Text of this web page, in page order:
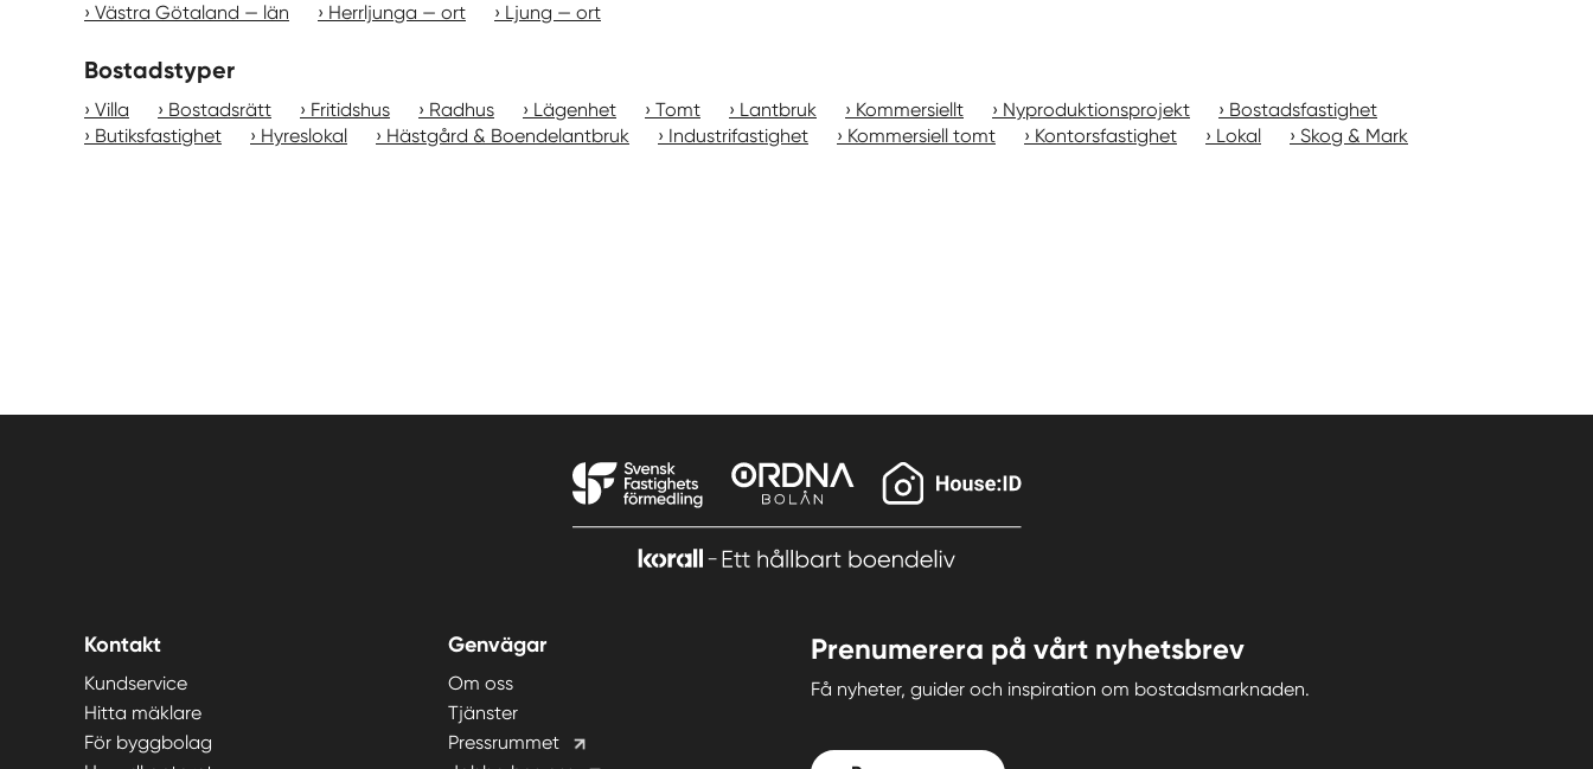
Västra Götaland — län Herrljunga — ort Ljung — ort
Bostadstyper
Villa Bostadsrätt Fritidshus Radhus Lägenhet Tomt Lantbruk Kommersiellt Nyproduktionsprojekt
Bostadsfastighet
Butiksfastighet
Hyreslokal Hästgård & Boendelantbruk Industrifastighet Kommersiell tomt Kontorsfastighet Lokal Skog & Mark
Kontakt
Kundservice
Hitta mäklare
För byggbolag
Genvägar
Om oss
Tjänster
Pressrummet
Prenumerera på vårt nyhetsbrev
Få nyheter, guider och inspiration om bostadsmarknaden.